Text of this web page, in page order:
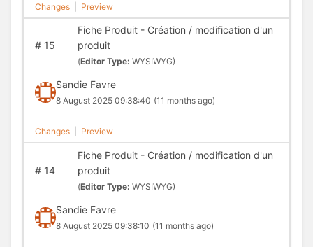
Changes Preview
#15
Fiche Produit - Création / modification d'un
produit
(Editor Type: WYSIWYG)
Sandie Favre
8 August 2025 09:38:40 (11 months ago)
Changes Preview
#14
Fiche Produit - Création / modification d'un
produit
(Editor Type: WYSIWYG)
Sandie Favre
8 August 2025 09:38:10 (11 months ago)